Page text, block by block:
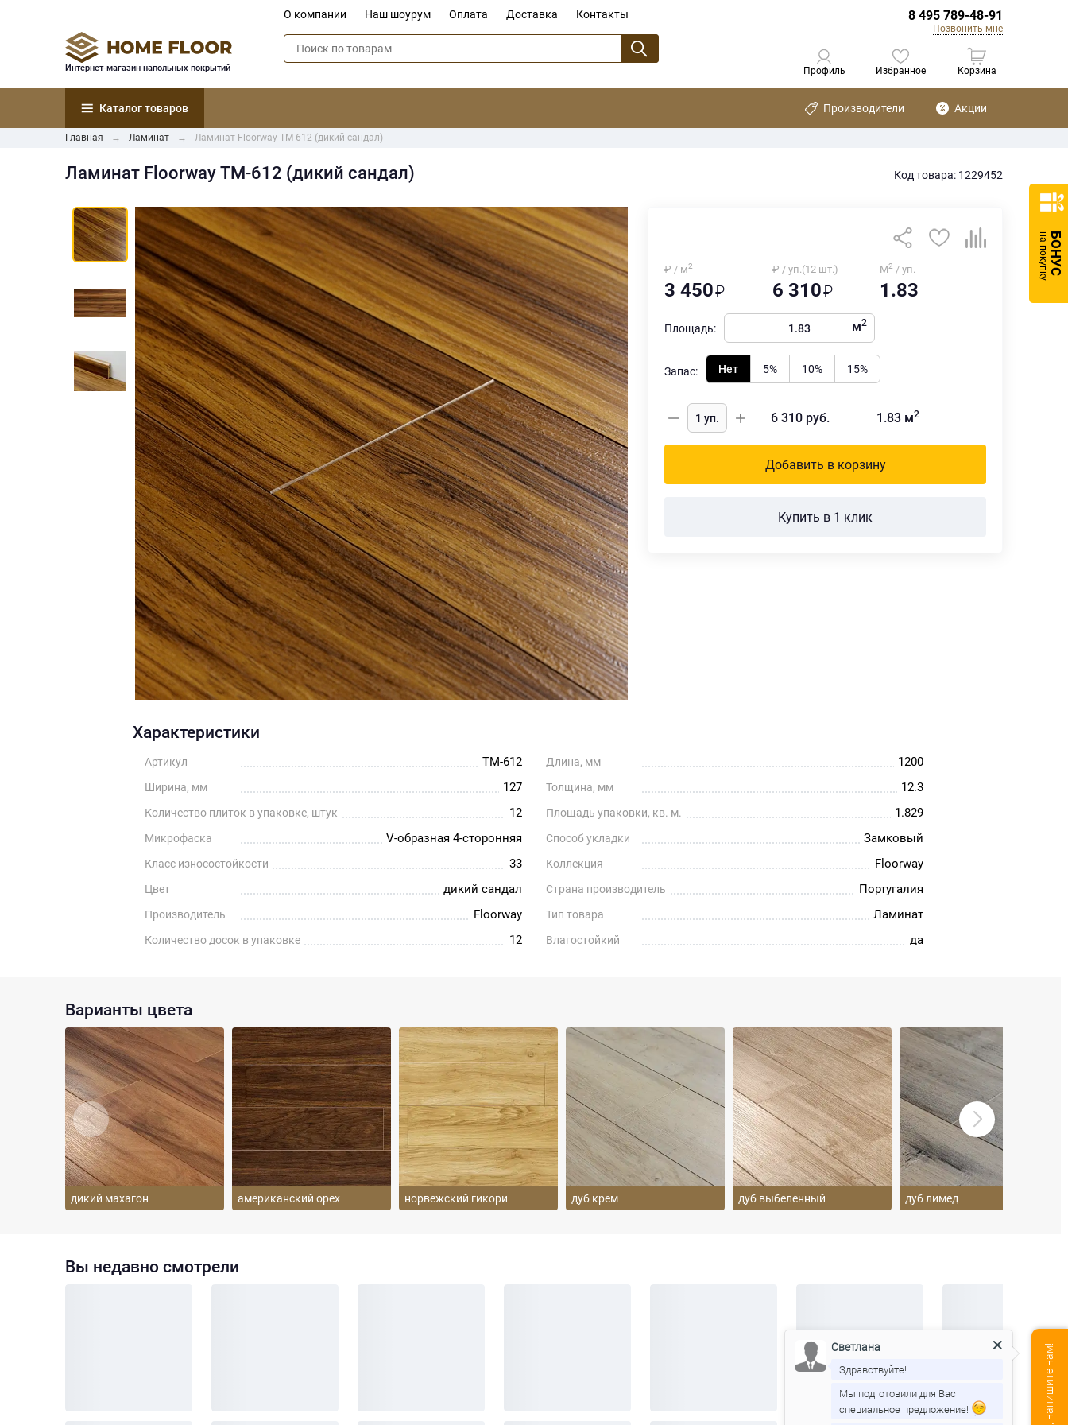
БОНУС
на покупку
О компании Наш шоурум Оплата Доставка Контакты 8 495 789-48-91
Позвонить мне
Интернет-магазин напольных покрытий Профиль Избранное Корзина
Каталог товаров Производители Акции
Главная Ламинат Ламинат Floorway ТМ-612 (дикий сандал)
Ламинат Floorway ТМ-612 (дикий сандал) Код товара: 1229452
₽ / м2
3 450
₽ / уп.(12 шт.)
6 310
М2 / уп.
1.83
Площадь: м2
Запас: Нет 5% 10% 15%
6 310руб. 1.83 м2
Добавить в корзину
Купить в 1 клик
Характеристики
Артикул ТМ-612 Длина, мм 1200
Ширина, мм 127 Толщина, мм 12.3
Количество плиток в упаковке, штук 12 Площадь упаковки, кв. м. 1.829
Микрофаска V-образная 4-сторонняя Способ укладки Замковый
Класс износостойкости 33 Коллекция Floorway
Цвет дикий сандал Страна производитель Португалия
Производитель Floorway Тип товара Ламинат
Количество досок в упаковке 12 Влагостойкий да
Варианты цвета
дикий махагон американский орех норвежский гикори дуб крем дуб выбеленный дуб лимед
Вы недавно смотрели
Светлана
Здравствуйте!
Мы подготовили для Вас
специальное предложение!